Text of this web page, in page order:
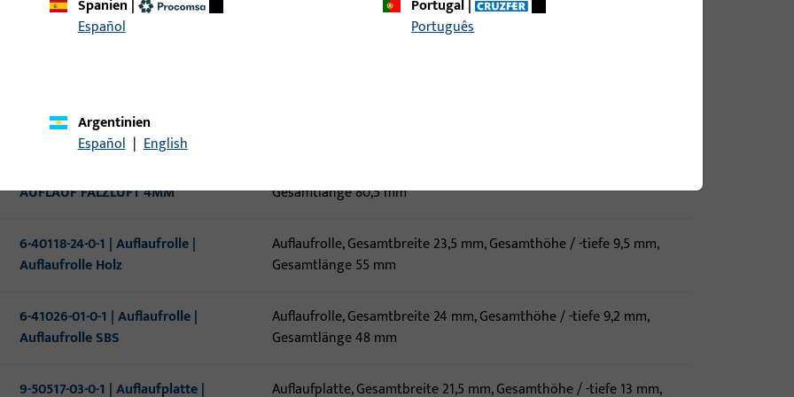
9-40467-00-0-1 | Auflaufplatte |
Auflaufplatte, Gesamtbreite 22 mm, Gesamthöhe / -tiefe 13 mm,
Auflaufplatte Flügelfix M6/4 NL13
AUFLAUF FALZLUFT 4MM
Gesamtlänge 80,5 mm
6-40118-24-0-1 | Auflaufrolle |
Auflaufrolle Holz
Auflaufrolle, Gesamtbreite 23,5 mm, Gesamthöhe / -tiefe 9,5 mm,
Gesamtlänge 55 mm
6-41026-01-0-1 | Auflaufrolle |
Auflaufrolle SBS
Auflaufrolle, Gesamtbreite 24 mm, Gesamthöhe / -tiefe 9,2 mm,
Gesamtlänge 48 mm
9-50517-03-0-1 | Auflaufplatte |
Auflaufplatte, Gesamtbreite 21,5 mm, Gesamthöhe / -tiefe 13 mm,
Spanien |
Español
Portugal|
Português
Argentinien
Español | English